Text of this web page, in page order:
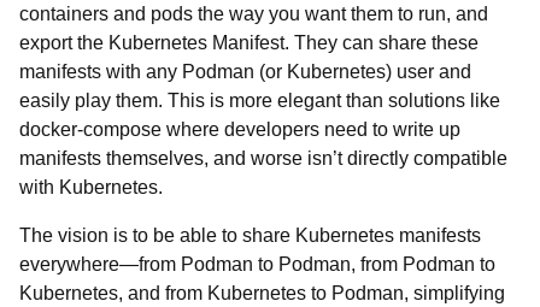
containers and pods the way you want them to run, and
export the Kubernetes Manifest. They can share these
manifests with any Podman (or Kubernetes) user and
easily play them. This is more elegant than solutions like
docker-compose where developers need to write up
manifests themselves, and worse isn’t directly compatible
with Kubernetes.
The vision is to be able to share Kubernetes manifests
everywhere—from Podman to Podman, from Podman to
Kubernetes, and from Kubernetes to Podman, simplifying